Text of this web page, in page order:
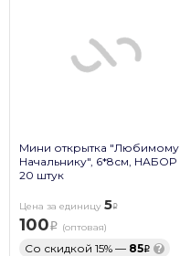
Мини открытка "Любимому
Начальнику", 6*8см, НАБОР
20 штук
Цена за единицу 5
100 (оптовая)
Со скидкой 15% — 85 ?